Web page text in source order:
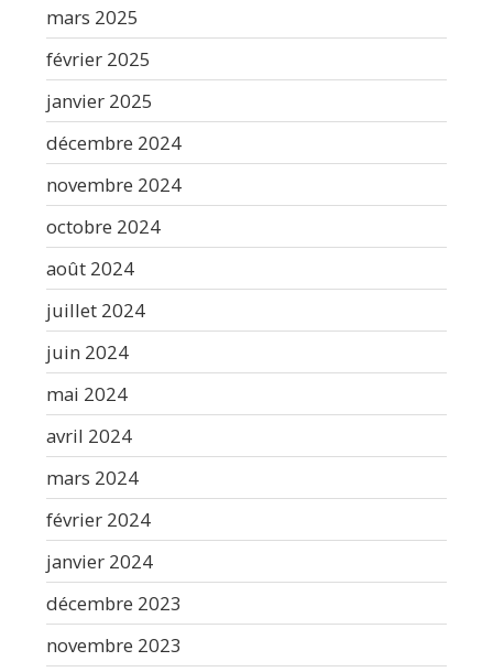
mars 2025
février 2025
janvier 2025
décembre 2024
novembre 2024
octobre 2024
août 2024
juillet 2024
juin 2024
mai 2024
avril 2024
mars 2024
février 2024
janvier 2024
décembre 2023
novembre 2023